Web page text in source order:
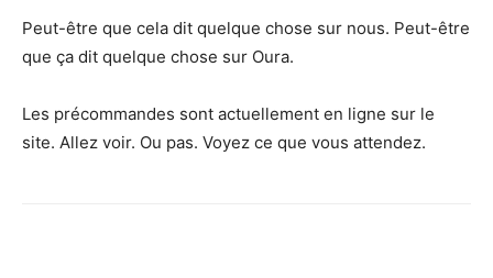
Peut-être que cela dit quelque chose sur nous. Peut-être
que ça dit quelque chose sur Oura.
Les précommandes sont actuellement en ligne sur le
site. Allez voir. Ou pas. Voyez ce que vous attendez.